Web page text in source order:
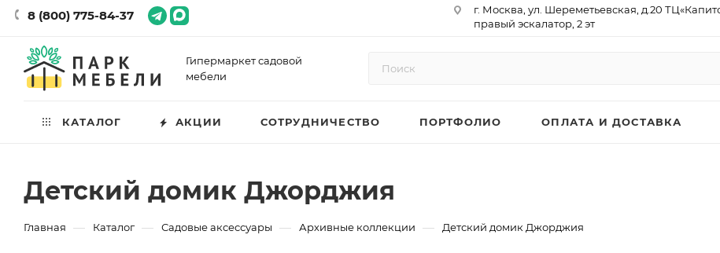
8 (800) 775-84-37
г. Москва, ул. Шереметьевская, д.20
правый эскалатор, 2 эт
р/сч 40702810410000761715
Гипермаркет садовой
мебели
КАТАЛОГ АКЦИИ СОТРУДНИЧЕСТВО ПОРТФОЛИО ОПЛАТА И ДОСТАВКА
Детский домик Джорджия
Главная — Каталог — Садовые аксессуары — Архивные коллекции — Детский домик Джорджия